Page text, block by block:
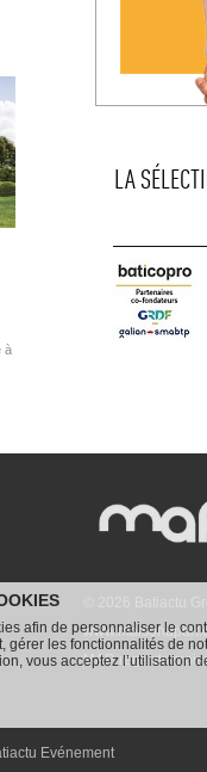
à
LA
MAP, regards
Evénement
afin de personnaliser le
gérer les fonctionnalités de
vous acceptez l’utilisation